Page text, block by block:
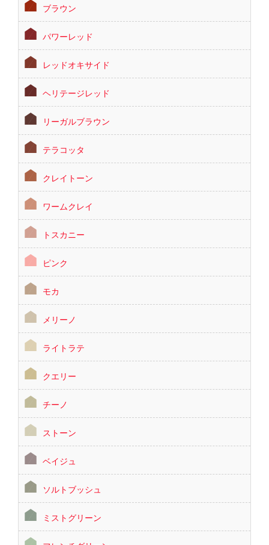
ブラウン
パワーレッド
レッドオキサイド
ヘリテージレッド
リーガルブラウン
テラコッタ
クレイトーン
ワームクレイ
トスカニー
ピンク
モカ
メリーノ
ライトラテ
クエリー
チーノ
ストーン
ベイジュ
ソルトブッシュ
ミストグリーン